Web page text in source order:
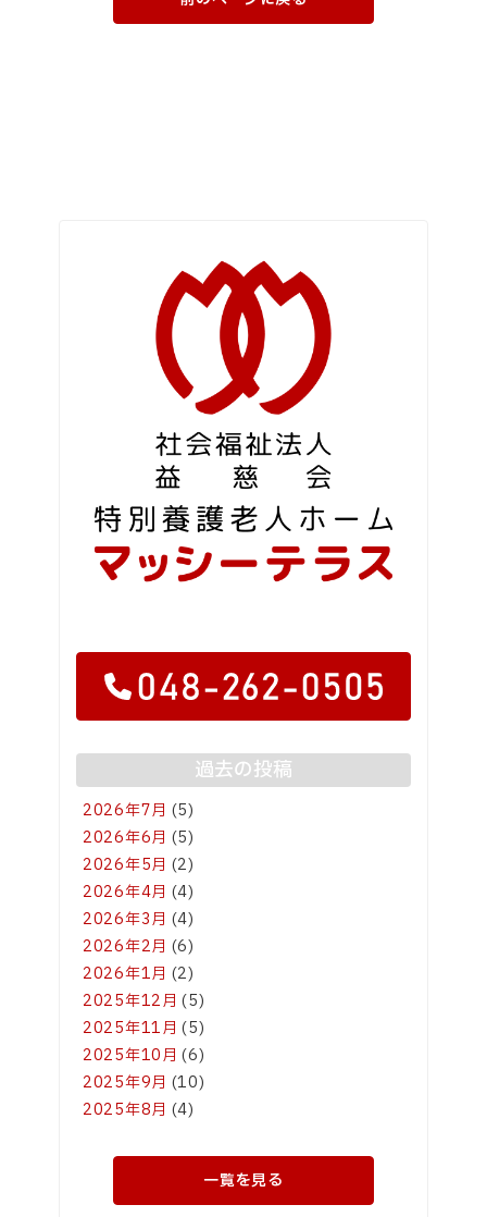
過去の投稿
2026年7月 (5)
2026年6月 (5)
2026年5月 (2)
2026年4月 (4)
2026年3月 (4)
2026年2月 (6)
2026年1月 (2)
2025年12月 (5)
2025年11月 (5)
2025年10月 (6)
2025年9月 (10)
2025年8月 (4)
一覧を見る